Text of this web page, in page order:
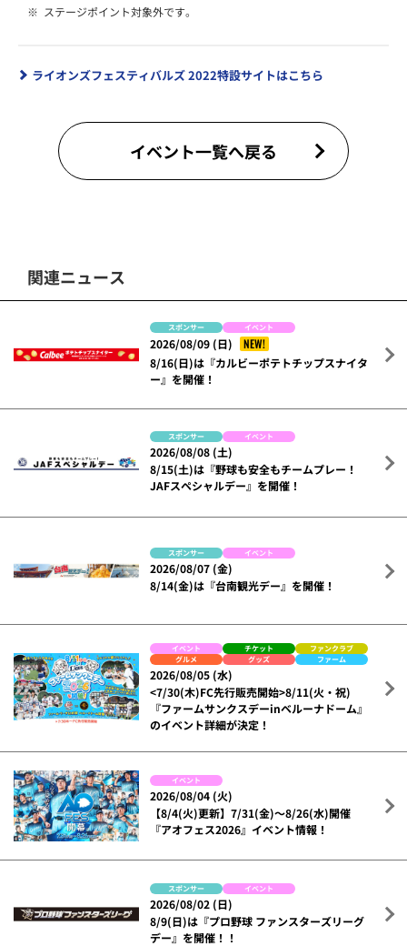
※ ステージポイント対象外です。
ライオンズフェスティバルズ 2022特設サイトはこちら
イベント一覧へ戻る
関連ニュース
スポンサー イベント
2026/08/09 (日)
NEW!
8/16(日)は『カルビーポテトチップスナイタ
ー』を開催！
スポンサー イベント
2026/08/08 (土)
8/15(土)は『野球も安全もチームプレー！
JAFスペシャルデー』を開催！
スポンサー イベント
2026/08/07 (金)
8/14(金)は『台南観光デー』を開催！
イベント チケット
ファンクラブ
グルメ
グッズ ファーム
2026/08/05 (水)
<7/30(木)FC先行販売開始>8/11(火・祝)
『ファームサンクスデーinベルーナドーム』
のイベント詳細が決定！
イベント
2026/08/04 (火)
【8/4(火)更新】7/31(金)～8/26(水)開催
『アオフェス2026』イベント情報！
スポンサー イベント
2026/08/02 (日)
8/9(日)は『プロ野球 ファンスターズリーグ
デー』を開催！！